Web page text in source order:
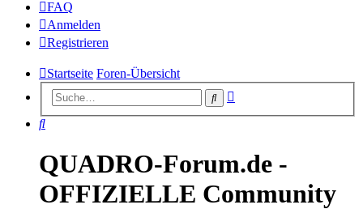
FAQ
Anmelden
Registrieren
Startseite Foren-Übersicht
Suche
Suche
QUADRO-Forum.de -
OFFIZIELLE Community